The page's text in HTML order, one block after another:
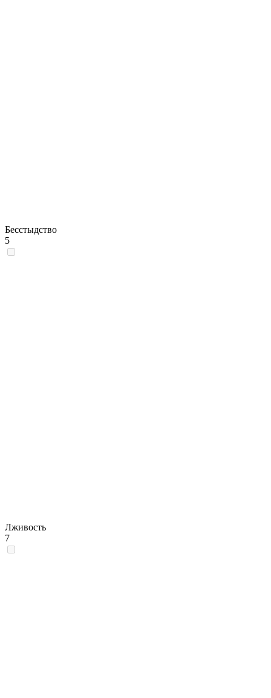
Бесстыдство
5
Лживость
7